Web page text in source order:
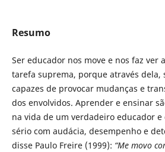
Resumo
Ser educador nos move e nos faz ver
tarefa suprema, porque através dela,
capazes de provocar mudanças e
dos envolvidos. Aprender e ensinar
na vida de um verdadeiro educador e
sério com audácia, desempenho e
disse Paulo Freire (1999): “Me movo